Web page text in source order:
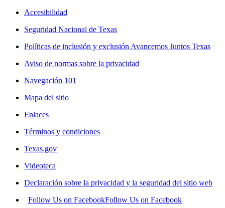
Accesibilidad
Seguridad Nacional de Texas
Políticas de inclusión y exclusión Avancemos Juntos Texas
Aviso de normas sobre la privacidad
Navegación 101
Mapa del sitio
Enlaces
Términos y condiciones
Texas.gov
Videoteca
Declaración sobre la privacidad y la seguridad del sitio web
Follow Us on FacebookFollow Us on Facebook